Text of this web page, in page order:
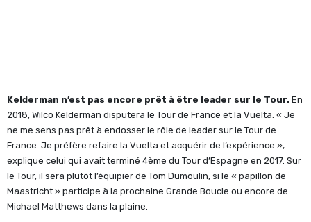
Kelderman n’est pas encore prêt à être leader sur le Tour. En
2018, Wilco Kelderman disputera le Tour de France et la Vuelta. « Je
ne me sens pas prêt à endosser le rôle de leader sur le Tour de
France. Je préfère refaire la Vuelta et acquérir de l’expérience »,
explique celui qui avait terminé 4ème du Tour d’Espagne en 2017. Sur
le Tour, il sera plutôt l’équipier de Tom Dumoulin, si le « papillon de
Maastricht » participe à la prochaine Grande Boucle ou encore de
Michael Matthews dans la plaine.